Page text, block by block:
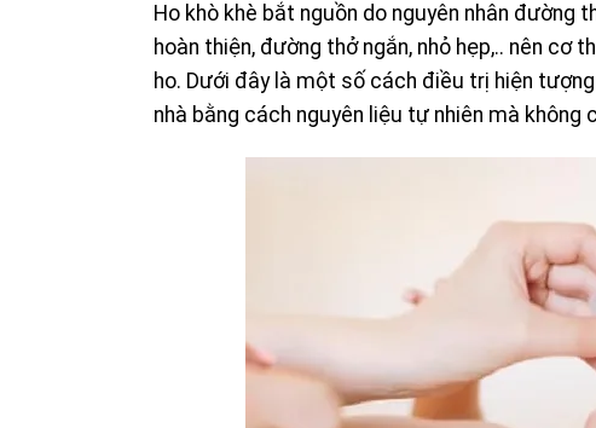
Ho khò khè bắt nguồn do nguyên nhân đường
hoàn thiện, đường thở ngắn, nhỏ hẹp,.. nên
ho. Dưới đây là một số cách điều trị hiện
nhà bằng cách nguyên liệu tự nhiên mà không